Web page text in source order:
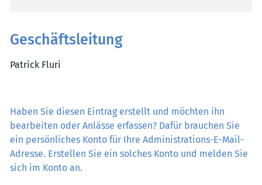
Geschäftsleitung
Patrick Fluri
Haben Sie diesen Eintrag erstellt und möchten ihn
bearbeiten oder Anlässe erfassen? Dafür brauchen Sie
ein persönliches Konto für Ihre Administrations-E-Mail-
Adresse. Erstellen Sie ein solches Konto und melden Sie
sich im Konto an.